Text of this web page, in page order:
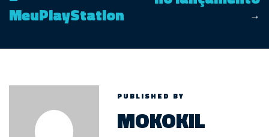
MeuPlayStation →
PUBLISHED BY
MOKOKIL